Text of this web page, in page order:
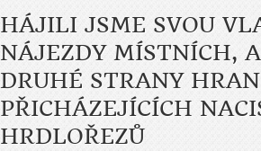
HÁJILI JSME SVOU
NÁJEZDY MÍSTNÍCH,
DRUHÉ STRANY
PŘICHÁZEJÍCÍCH
HRDLOŘEZŮ